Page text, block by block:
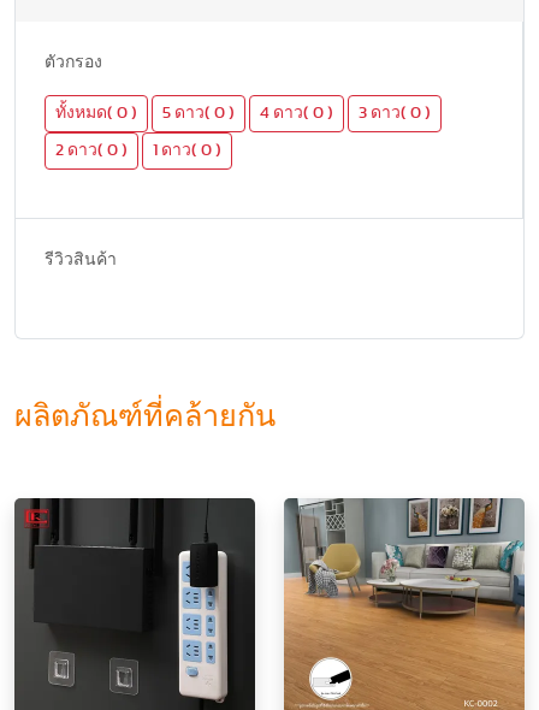
ตัวกรอง
ทั้งหมด( 0 ) 5 ดาว( 0 ) 4 ดาว( 0 ) 3 ดาว( 0 )
2 ดาว( 0 ) 1 ดาว( 0 )
รีวิวสินค้า
ผลิตภัณฑ์ที่คล้ายกัน